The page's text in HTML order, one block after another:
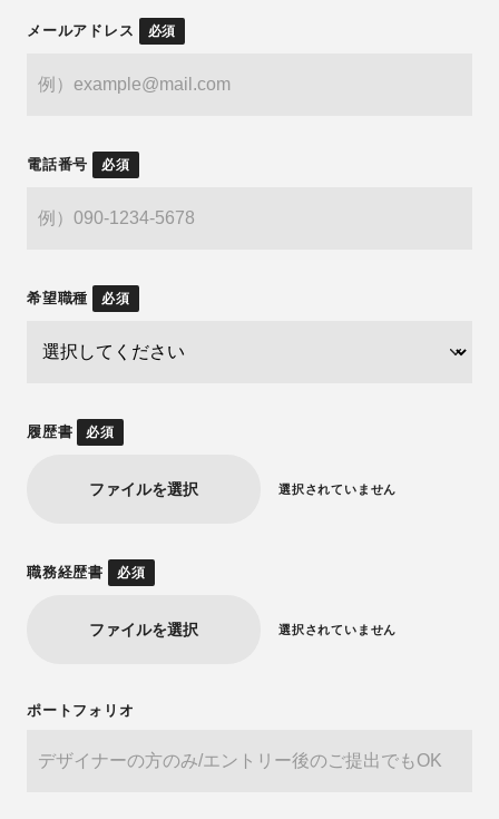
メールアドレス 必須
電話番号 必須
希望職種 必須
履歴書 必須
ファイルを選択 選択されていません
職務経歴書 必須
ファイルを選択 選択されていません
ポートフォリオ